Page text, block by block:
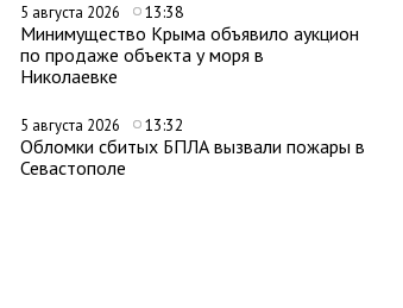
5 августа 2026 13:38
Минимущество Крыма объявило аукцион
по продаже объекта у моря в
Николаевке
5 августа 2026 13:32
Обломки сбитых БПЛА вызвали пожары в
Севастополе